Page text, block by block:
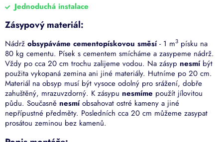
Jednoduchá instalace
Zásypový materiál:
Nádrž obsypáváme cementopískovou směsí- 1 m3 písku na
80 kg cementu. Písek s cementem smícháme a zasypeme nádrž.
Vždy po cca 20 cm trochu zalijeme vodou. Na zásyp nesmíbýt
použita vykopaná zemina ani jiné materiály. Hutníme po 20 cm.
Materiál na obsyp musí být vysoce odolný pro srážení, dobře
zahuštěný, mrazuvzdorný. K zásypu nesmíme použít jílovitou
půdu. Současně nesmíobsahovat ostré kameny a jiné
nepřípustné předměty. Posledních cca 20 cm můžeme zasypat
prosátou zeminou bez kamenů.